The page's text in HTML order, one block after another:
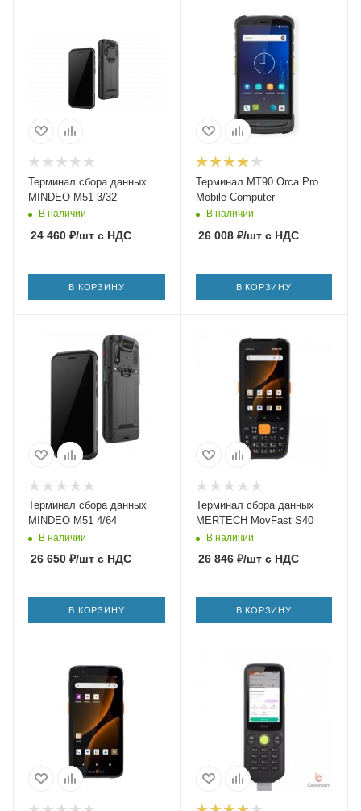
Терминал сбора данных
MINDEO M51 3/32
В наличии
24 460 ₽/шт с НДС
В КОРЗИНУ
Терминал MT90 Orca Pro
Mobile Computer
В наличии
26 008₽/штс НДС
В КОРЗИНУ
Терминал сбора данных
MINDEO M51 4/64
В наличии
26 650 ₽/шт с НДС
В КОРЗИНУ
Терминал сбора данных
MERTECH MovFast S40
В наличии
26 846₽/штс НДС
В КОРЗИНУ